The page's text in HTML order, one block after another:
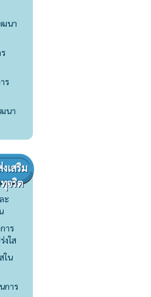
นา
ร
นา
เสริม
จริต
ะ
าร
งใส
ใน
การ